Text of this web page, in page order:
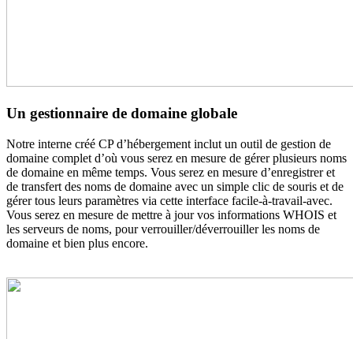
Un gestionnaire de domaine globale
Notre interne créé CP d’hébergement inclut un outil de gestion de
domaine complet d’où vous serez en mesure de gérer plusieurs noms
de domaine en même temps. Vous serez en mesure d’enregistrer et
de transfert des noms de domaine avec un simple clic de souris et de
gérer tous leurs paramètres via cette interface facile-à-travail-avec.
Vous serez en mesure de mettre à jour vos informations WHOIS et
les serveurs de noms, pour verrouiller/déverrouiller les noms de
domaine et bien plus encore.